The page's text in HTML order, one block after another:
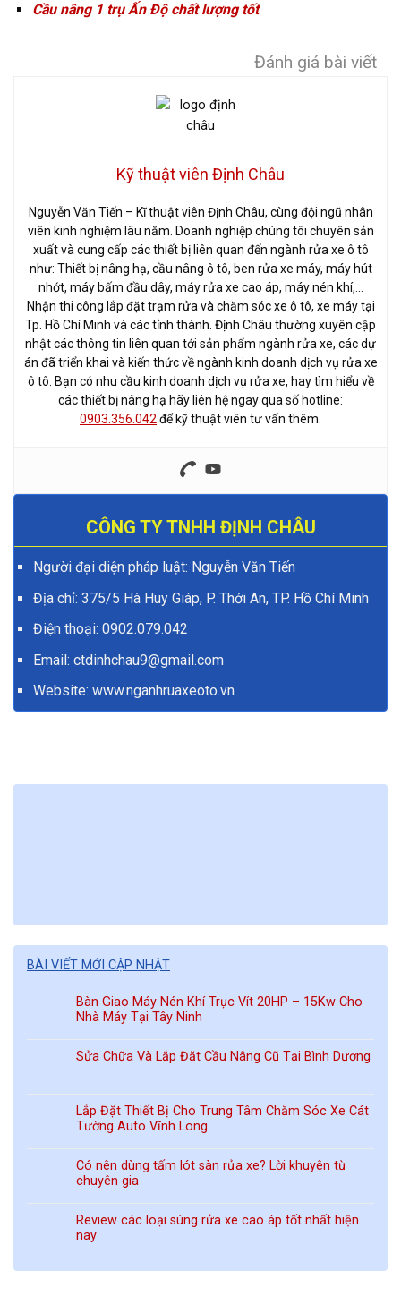
Cầu nâng 1 trụ Ấn Độ chất lượng tốt
Đánh giá bài viết
Kỹ thuật viên Định Châu
Nguyễn Văn Tiến – Kĩ thuật viên Định Châu, cùng đội ngũ nhân
viên kinh nghiệm lâu năm. Doanh nghiệp chúng tôi chuyên sản
xuất và cung cấp các thiết bị liên quan đến ngành rửa xe ô tô
như: Thiết bị nâng hạ, cầu nâng ô tô, ben rửa xe máy, máy hút
nhớt, máy bấm đầu dây, máy rửa xe cao áp, máy nén khí,…
Nhận thi công lắp đặt trạm rửa và chăm sóc xe ô tô, xe máy tại
Tp. Hồ Chí Minh và các tỉnh thành. Định Châu thường xuyên cập
nhật các thông tin liên quan tới sản phẩm ngành rửa xe, các dự
án đã triển khai và kiến thức về ngành kinh doanh dịch vụ rửa xe
ô tô. Bạn có nhu cầu kinh doanh dịch vụ rửa xe, hay tìm hiểu về
các thiết bị nâng hạ hãy liên hệ ngay qua số hotline:
0903.356.042 để kỹ thuật viên tư vấn thêm.
CÔNG TY TNHH ĐỊNH CHÂU
Người đại diện pháp luật: Nguyễn Văn Tiến
Địa chỉ: 375/5 Hà Huy Giáp, P. Thới An, TP. Hồ Chí Minh
Điện thoại: 0902.079.042
Email: ctdinhchau9@gmail.com
Website: www.nganhruaxeoto.vn
BÀI VIẾT MỚI CẬP NHẬT
Bàn Giao Máy Nén Khí Trục Vít 20HP – 15Kw Cho
Nhà Máy Tại Tây Ninh
Sửa Chữa Và Lắp Đặt Cầu Nâng Cũ Tại Bình Dương
Lắp Đặt Thiết Bị Cho Trung Tâm Chăm Sóc Xe Cát
Tường Auto Vĩnh Long
Có nên dùng tấm lót sàn rửa xe? Lời khuyên từ
chuyên gia
Review các loại súng rửa xe cao áp tốt nhất hiện
nay